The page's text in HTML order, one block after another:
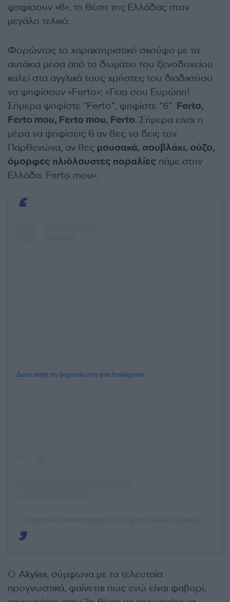
ψηφίσουν «6», τη θέση της Ελλάδας στον
μεγάλο τελικό.
Φορώντας το χαρακτηριστικό σκούφο με τα
αυτάκια μέσα από το δωμάτιο του ξενοδοχείου
καλεί στα αγγλικά τους χρήστες του διαδικτύου
να ψηφίσουν «Ferto»: «Γεια σου Ευρώπη!
Σήμερα ψηφίστε “Ferto”, ψηφίστε “6”. Ferto,
Ferto mou, Ferto mou, Ferto. Σήμερα είναι η
μέρα να ψηφίσεις 6 αν θες να δεις τον
Παρθενώνα, αν θες μουσακά, σουβλάκι, ούζο,
όμορφες ηλιόλουστες παραλίες πάμε στην
Ελλάδα. Ferto mou».
Δείτε αυτή τη δημοσίευση στο Instagram.
O Akylas, σύμφωνα με τα τελευταία
προγνωστικά, φαίνεται πως ενώ είναι φαβορί,